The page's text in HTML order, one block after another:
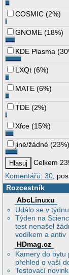
COSMIC (2%)
GNOME (18%)
KDE Plasma (
LXQt (6%)
MATE (6%)
TDE (2%)
Xfce (15%)
jiné/žádné (23%)
Celkem
Komentářů: 30 ,
Rozcestník
AbcLinuxu
Událo se v
Týden na
test nenašel
vodíkem a antiv
HDmag.cz
Kamery do bytu
přehled o vaší
Testovací